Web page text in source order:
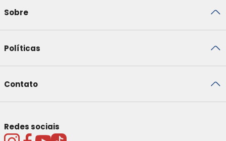
Sobre
Políticas
Contato
Redes sociais